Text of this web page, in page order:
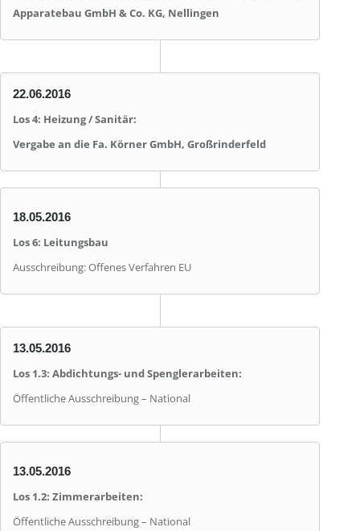
Apparatebau GmbH & Co. KG, Nellingen
22.06.2016
Los 4: Heizung / Sanitär:
Vergabe an die Fa. Körner GmbH, Großrinderfeld
18.05.2016
Los 6: Leitungsbau
Ausschreibung: Offenes Verfahren EU
13.05.2016
Los 1.3: Abdichtungs- und Spenglerarbeiten:
Öffentliche Ausschreibung – National
13.05.2016
Los 1.2: Zimmerarbeiten:
Öffentliche Ausschreibung – National